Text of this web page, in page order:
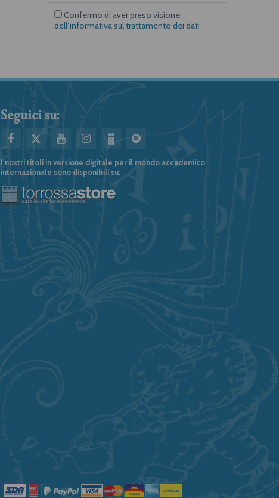
Confermo di aver preso visione
dell’informativa sul trattamento dei dati
Seguici su:
I nostri titoli in versione digitale per il mondo accademico
internazionale sono disponibili su: